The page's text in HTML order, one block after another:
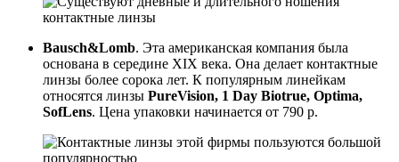
Bausch&Lomb. Эта американская компания была
основана в середине XIX века. Она делает контактные
линзы более сорока лет. К популярным линейкам
относятся линзы PureVision, 1 Day Biotrue, Optima,
SofLens. Цена упаковки начинается от 790 р.